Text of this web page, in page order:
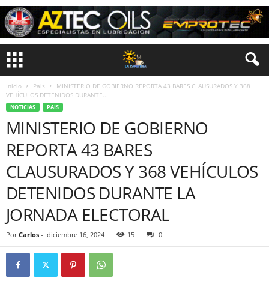
Inicio Pais
MINISTERIO DE GOBIERNO REPORTA 43 BARES CLAUSURADOS Y 368
VEHÍCULOS DETENIDOS DURANTE...
NOTICIAS PAIS
MINISTERIO DE GOBIERNO
REPORTA 43 BARES
CLAUSURADOS Y 368 VEHÍCULOS
DETENIDOS DURANTE LA
JORNADA ELECTORAL
Por Carlos - diciembre 16, 2024 15 0